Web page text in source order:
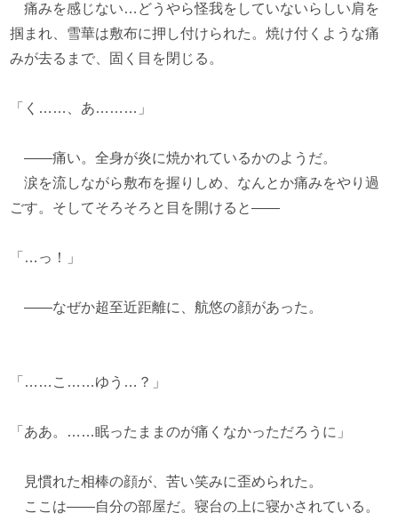
痛みを感じない…どうやら怪我をしていないらしい肩を
掴まれ、雪華は敷布に押し付けられた。焼け付くような痛
みが去るまで、固く目を閉じる。
「く……、あ………」
――痛い。全身が炎に焼かれているかのようだ。
涙を流しながら敷布を握りしめ、なんとか痛みをやり過
ごす。そしてそろそろと目を開けると――
「…っ！」
――なぜか超至近距離に、航悠の顔があった。
「……こ……ゆう…？」
「ああ。……眠ったままのが痛くなかっただろうに」
見慣れた相棒の顔が、苦い笑みに歪められた。
ここは――自分の部屋だ。寝台の上に寝かされている。